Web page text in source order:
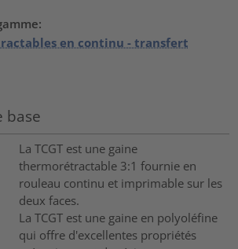
en continu - transfert
base
La TCGT est une gaine
thermorétractable 3:1 fournie en
rouleau continu et imprimable sur les
deux faces.
La TCGT est une gaine en polyoléfine
qui offre d'excellentes propriétés